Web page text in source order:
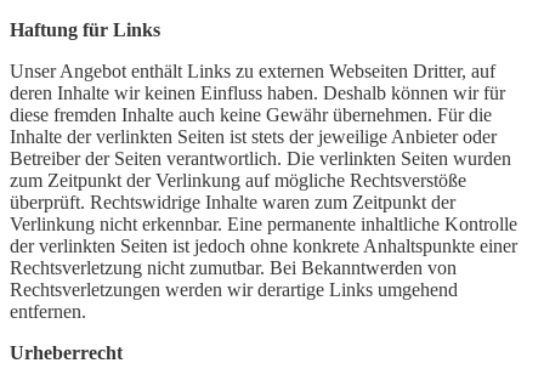
Haftung für Links
Unser Angebot enthält Links zu externen Webseiten Dritter, auf
deren Inhalte wir keinen Einfluss haben. Deshalb können wir für
diese fremden Inhalte auch keine Gewähr übernehmen. Für die
Inhalte der verlinkten Seiten ist stets der jeweilige Anbieter oder
Betreiber der Seiten verantwortlich. Die verlinkten Seiten wurden
zum Zeitpunkt der Verlinkung auf mögliche Rechtsverstöße
überprüft. Rechtswidrige Inhalte waren zum Zeitpunkt der
Verlinkung nicht erkennbar. Eine permanente inhaltliche Kontrolle
der verlinkten Seiten ist jedoch ohne konkrete Anhaltspunkte einer
Rechtsverletzung nicht zumutbar. Bei Bekanntwerden von
Rechtsverletzungen werden wir derartige Links umgehend
entfernen.
Urheberrecht